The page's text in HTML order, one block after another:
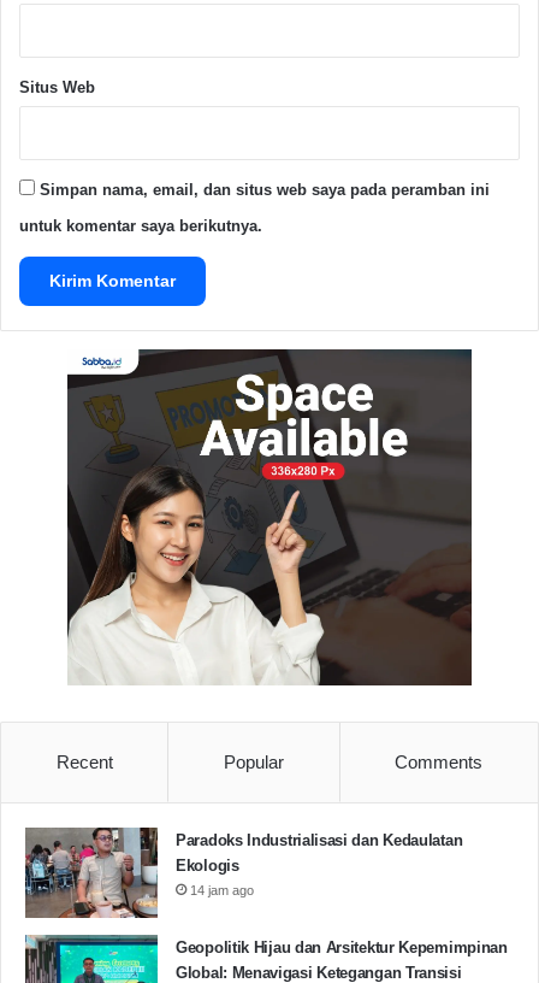
memberikan pelajaran yang bermanfaat bagi siswa
dalam lagi.
Advertisement Space
” Saya berterimakasih kepada mahasiswa prodi
asuransi syariah UIN Banten, membuka wawasan
siswa terkait asuransi berbasis Islam, semoga siswa-
siswa kami banyak yang tertarik kuliah di prodi
asuransi syariah UIN Banten”. tutupnya.
Situs Web
Simpan nama, email, dan situs web saya pada peramban ini
untuk komentar saya berikutnya.
Recent Popular Comments
Paradoks Industrialisasi dan Kedaulatan
Ekologis
14 jam ago
Geopolitik Hijau dan Arsitektur Kepemimpinan
Global: Menavigasi Ketegangan Transisi